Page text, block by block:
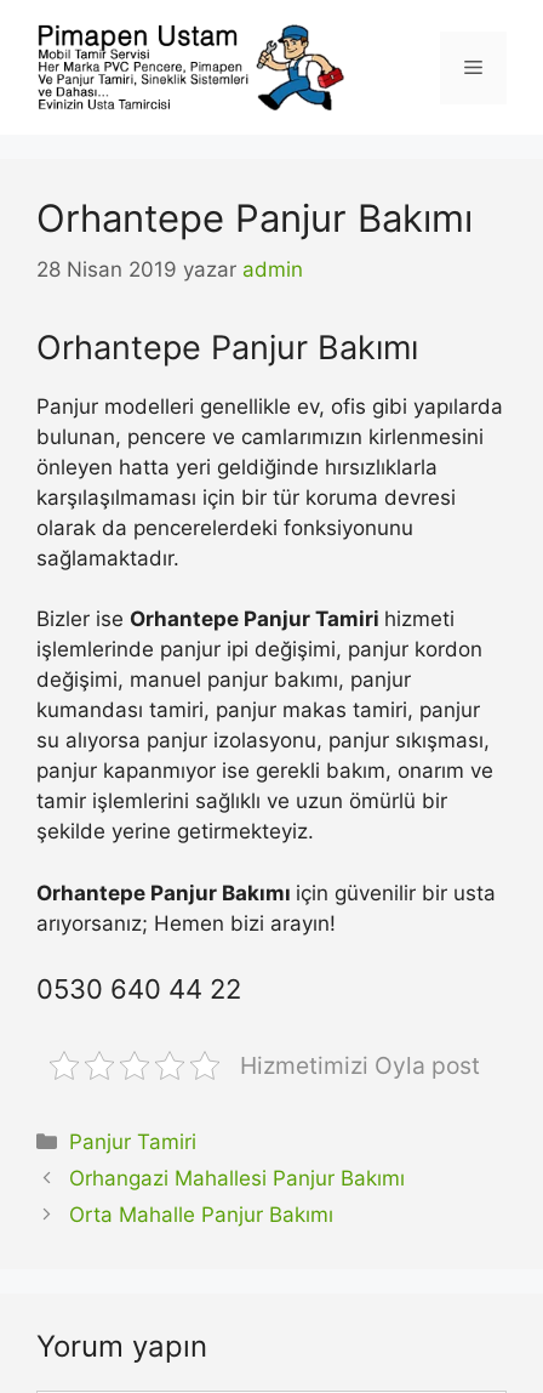
Menü
Orhantepe Panjur Bakımı
28 Nisan 2019 yazar admin
Orhantepe Panjur Bakımı
Panjur modelleri genellikle ev, ofis gibi yapılarda
bulunan, pencere ve camlarımızın kirlenmesini
önleyen hatta yeri geldiğinde hırsızlıklarla
karşılaşılmaması için bir tür koruma devresi
olarak da pencerelerdeki fonksiyonunu
sağlamaktadır.
Bizler ise Orhantepe Panjur Tamiri hizmeti
işlemlerinde panjur ipi değişimi, panjur kordon
değişimi, manuel panjur bakımı, panjur
kumandası tamiri, panjur makas tamiri, panjur
su alıyorsa panjur izolasyonu, panjur sıkışması,
panjur kapanmıyor ise gerekli bakım, onarım ve
tamir işlemlerini sağlıklı ve uzun ömürlü bir
şekilde yerine getirmekteyiz.
Orhantepe Panjur Bakımı için güvenilir bir usta
arıyorsanız; Hemen bizi arayın!
0530 640 44 22
Hizmetimizi Oyla post
Kategoriler
Panjur Tamiri
Orhangazi Mahallesi Panjur Bakımı
Orta Mahalle Panjur Bakımı
Yorum yapın